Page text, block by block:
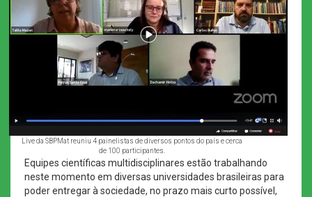
Live da SBPMat reuniu 4 painelistas de diversos pontos do país e cerca
de 100 participantes.
Equipes científicas multidisciplinares estão trabalhando
neste momento em diversas universidades brasileiras para
poder entregar à sociedade, no prazo mais curto possível,